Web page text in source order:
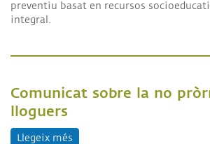
preventiu basat en recursos
integral.
Comunicat sobre la no
lloguers
Llegeix més